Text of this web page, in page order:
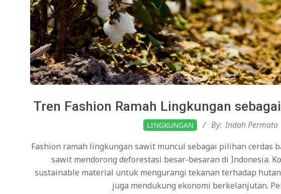
Tren Fashion Ramah Lingkungan
22
LINGKUNGAN By: Indah Permata
Fashion ramah lingkungan sawit muncul sebagai pilihan cerdas
sawit mendorong deforestasi besar-besaran di Indonesia.
sustainable material untuk mengurangi tekanan terhadap
juga mendukung ekonomi berkelanjutan.